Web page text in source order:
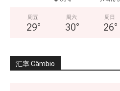
周五
29°
周六
30°
周日
26°
汇率 Câmbio